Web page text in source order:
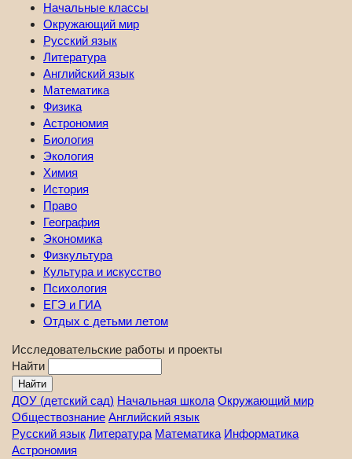
Начальные классы
Окружающий мир
Русский язык
Литература
Английский язык
Математика
Физика
Астрономия
Биология
Экология
Химия
История
Право
География
Экономика
Физкультура
Культура и искусство
Психология
ЕГЭ и ГИА
Отдых с детьми летом
Исследовательские работы и проекты
Найти
ДОУ (детский сад) Начальная школа Окружающий мир
Обществознание Английский язык
Русский язык Литература Математика Информатика
Астрономия